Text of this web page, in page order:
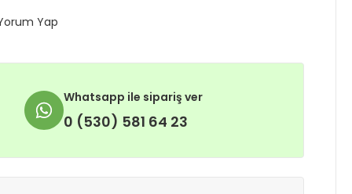
Yap
Whatsapp ile sipariş ver
0 (530) 581 64 23